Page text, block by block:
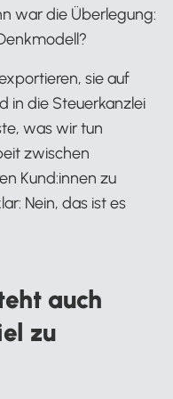
war die Überlegung:
sie auf
in die Steuerkanzlei
was wir tun
zwischen
Kund:innen zu
Nein, das ist es
auch
zu